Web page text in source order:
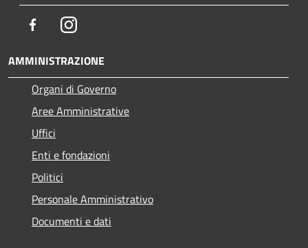
FacebookInstagram
AMMINISTRAZIONE
Organi di Governo
Aree Amministrative
Uffici
Enti e fondazioni
Politici
Personale Amministrativo
Documenti e dati